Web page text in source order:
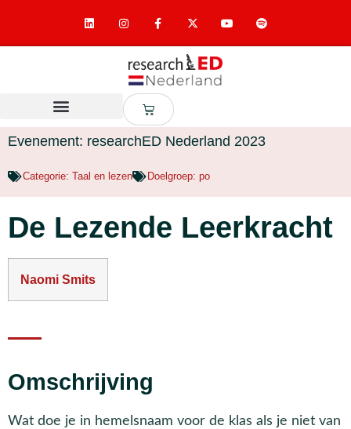
Evenement: researchED Nederland 2023
Categorie: Taal en lezen Doelgroep: po
De Lezende Leerkracht
Naomi Smits
Omschrijving
Wat doe je in hemelsnaam voor de klas als je niet van